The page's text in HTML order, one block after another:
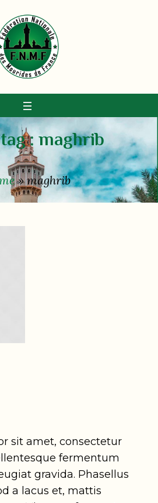
:maghrib
»maghrib
sit amet, consectetur
fermentum
gravida. Phasellus
a lacus et, mattis